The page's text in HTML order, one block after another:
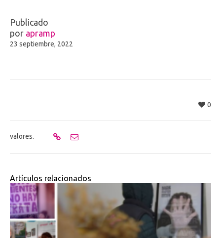
Publicado
por apramp
23 septiembre, 2022
0
valores.
Artículos relacionados